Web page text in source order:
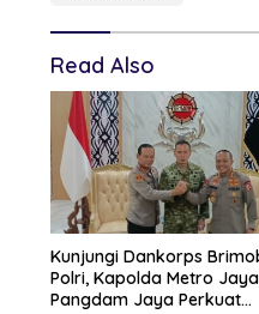
Read Also
Kunjungi Dankorps
Polri, Kapolda Metro
Pangdam Jaya Perkuat